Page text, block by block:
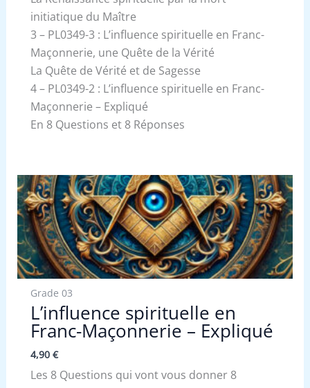
initiatique du Maître
3 – PL0349-3 : L’influence spirituelle en Franc-
Maçonnerie, une Quête de la Vérité
La Quête de Vérité et de Sagesse
4 – PL0349-2 : L’influence spirituelle en Franc-
Maçonnerie – Expliqué
En 8 Questions et 8 Réponses
Grade 03
L’influence spirituelle en
Franc-Maçonnerie – Expliqué
4,90 €
Les 8 Questions qui vont vous donner 8